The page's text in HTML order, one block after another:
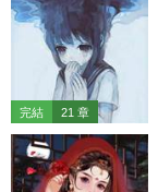
完結 21 章